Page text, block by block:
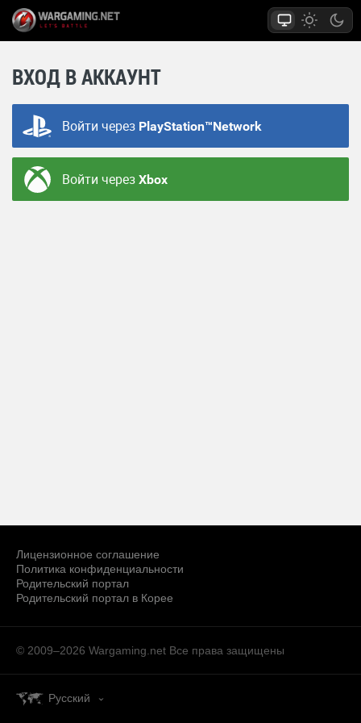
ВХОД В АККАУНТ
Войти через PlayStation™Network
Войти черезXbox
Лицензионное соглашение
Политика конфиденциальности
Родительский портал
Родительский портал в Корее
© 2009–2026 Wargaming.net Все права защищены
Русский